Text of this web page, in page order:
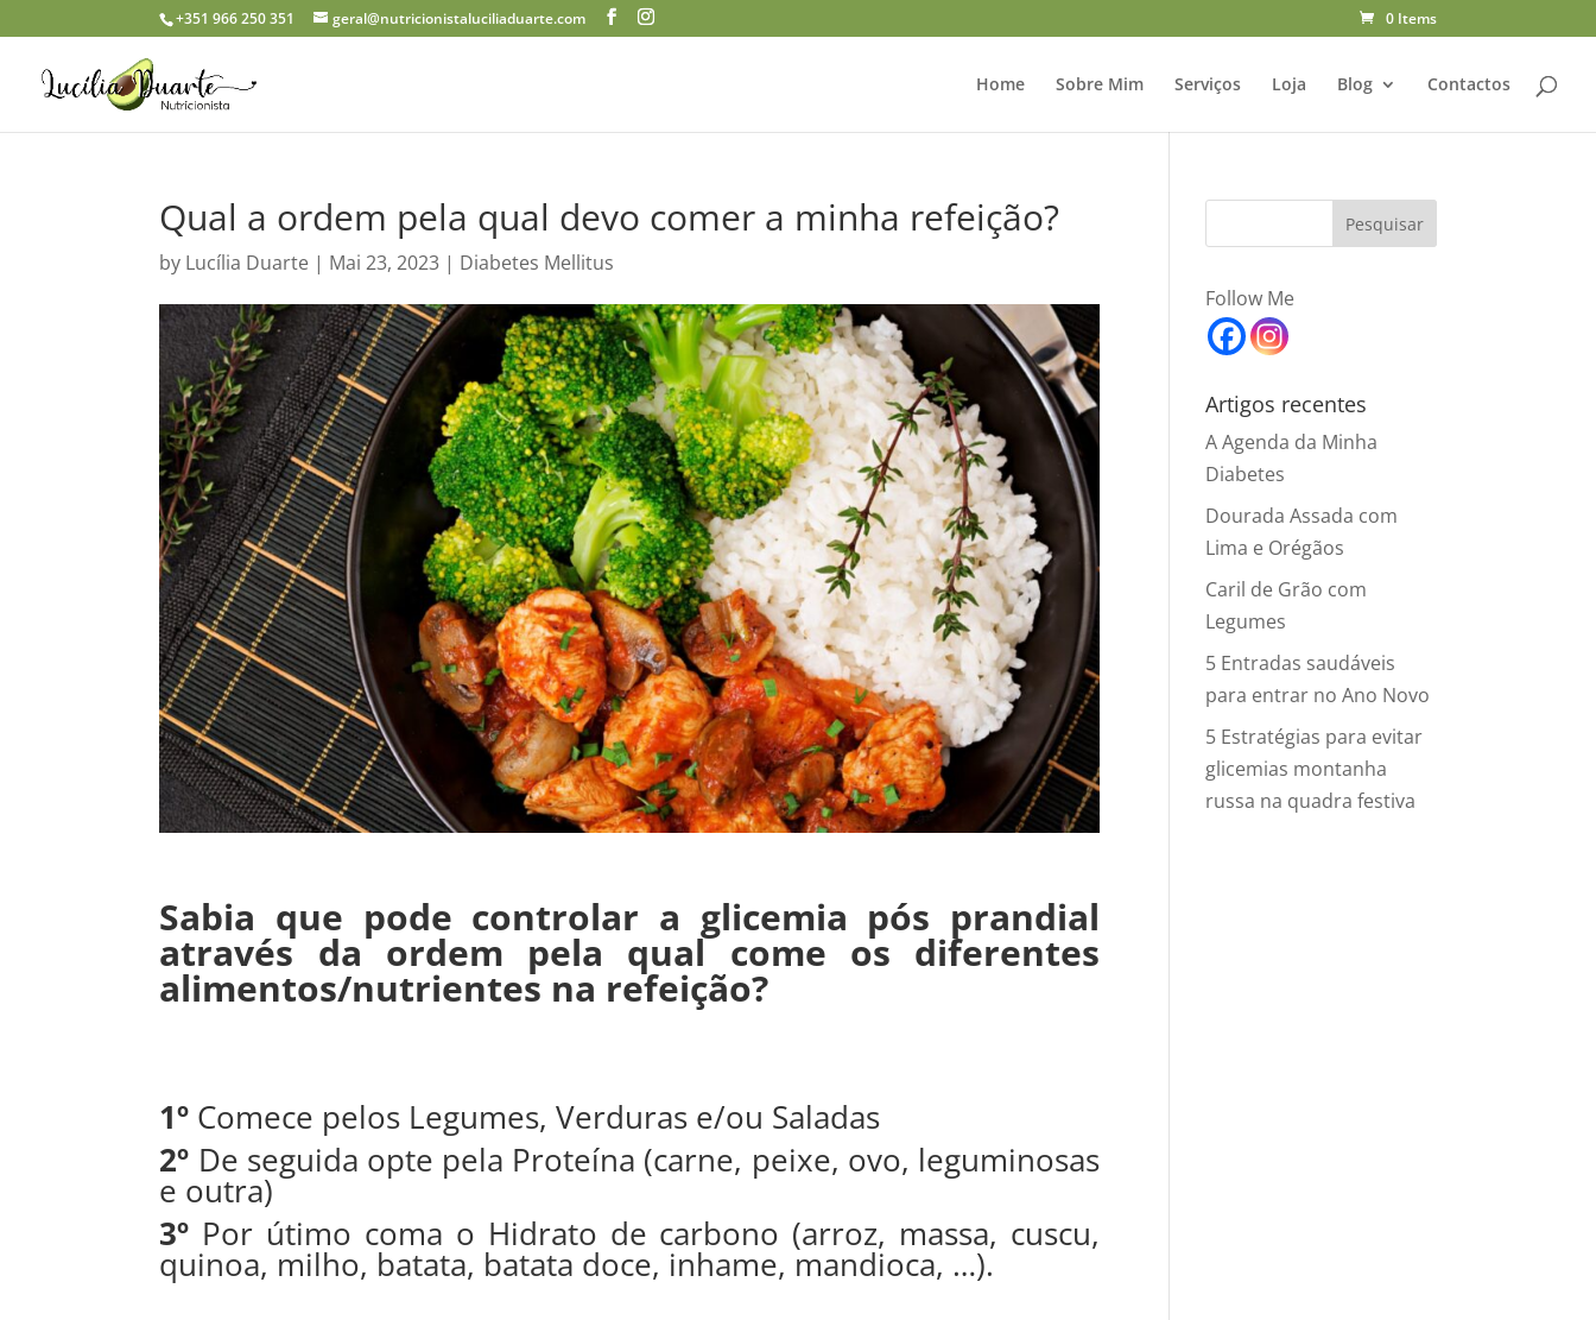
+351 966 250 351 geral@nutricionistaluciliaduarte.com 0 Items
Home Sobre Mim Serviços Loja Blog Contactos
Qual a ordem pela qual devo comer a minha refeição?
by Lucília Duarte | Mai 23, 2023 | Diabetes Mellitus
Sabia que pode controlar a glicemia pós prandial
através da ordem pela qual come os diferentes
alimentos/nutrientes na refeição?
1º Comece pelos Legumes, Verduras e/ou Saladas
2º De seguida opte pela Proteína (carne, peixe, ovo, leguminosas
e outra)
3º Por útimo coma o Hidrato de carbono (arroz, massa, cuscu,
quinoa, milho, batata, batata doce, inhame, mandioca, …).
Follow Me
Artigos recentes
A Agenda da Minha
Diabetes
Dourada Assada com
Lima e Orégãos
Caril de Grão com
Legumes
5 Entradas saudáveis
para entrar no Ano Novo
5 Estratégias para evitar
glicemias montanha
russa na quadra festiva